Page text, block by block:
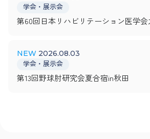
学会・展示会
第60回日本リハビリテーション医学
2026.08.03
学会・展示会
第13回野球肘研究会夏合宿in秋田